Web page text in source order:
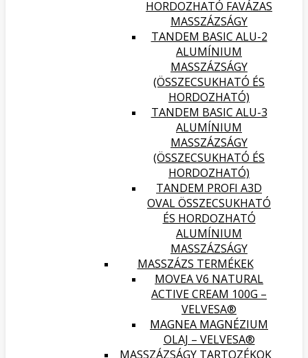
HORDOZHATÓ FAVÁZAS
MASSZÁZSÁGY
TANDEM BASIC ALU-2
ALUMÍNIUM
MASSZÁZSÁGY
(ÖSSZECSUKHATÓ ÉS
HORDOZHATÓ)
TANDEM BASIC ALU-3
ALUMÍNIUM
MASSZÁZSÁGY
(ÖSSZECSUKHATÓ ÉS
HORDOZHATÓ)
TANDEM PROFI A3D
OVAL ÖSSZECSUKHATÓ
ÉS HORDOZHATÓ
ALUMÍNIUM
MASSZÁZSÁGY
MASSZÁZS TERMÉKEK
MOVEA V6 NATURAL
ACTIVE CREAM 100G –
VELVESA®
MAGNEA MAGNÉZIUM
OLAJ – VELVESA®
MASSZÁZSÁGY TARTOZÉKOK